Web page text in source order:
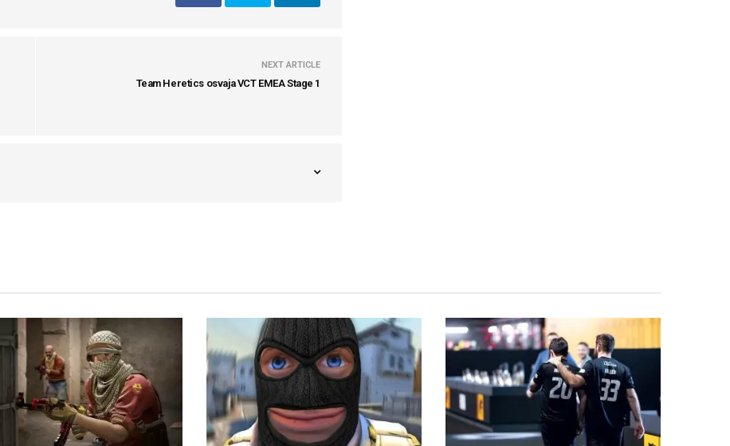
NEXT ARTICLE
Team Heretics osvaja VCT EMEA Stage 1